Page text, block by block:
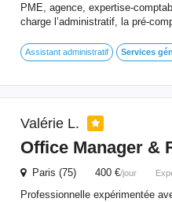
PME, agence, expertise-
charge l’administratif, la pré-
Assistant administratif Services
Valérie L.
Office Manager &
Paris (75) 400 €/jour
Professionnelle expérimentée